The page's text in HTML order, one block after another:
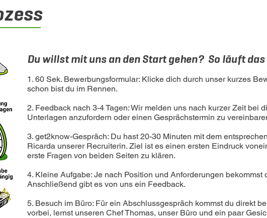
Du willst mit uns an den Start gehen? So läuft das
1. 60 Sek. Bewerbungsformular: Klicke dich durch unser kurzes
schon bist du im Rennen.
2. Feedback nach 3-4 Tagen: Wir melden uns nach kurzer Zeit bei
Unterlagen anzufordern oder einen Gesprächstermin zu
3. get2know-Gespräch: Du hast 20-30 Minuten mit dem
Ricarda unserer Recruiterin. Ziel ist es einen ersten Eindruck
erste Fragen von beiden Seiten zu klären.
4. Kleine Aufgabe: Je nach Position und Anforderungen bekommst
Anschließend gibt es von uns ein Feedback.
5. Besuch im Büro: Für ein Abschlussgespräch kommst du direkt
vorbei, lernst unseren Chef Thomas, unser Büro und ein paar